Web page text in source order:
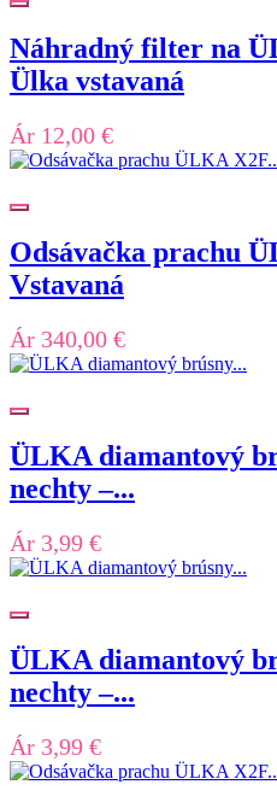
Náhradný filter na
Ülka vstavaná
Ár 12,00 €
Odsávačka prachu
Vstavaná
Ár 340,00 €
ÜLKA diamantový
nechty –...
Ár 3,99 €
ÜLKA diamantový
nechty –...
Ár 3,99 €